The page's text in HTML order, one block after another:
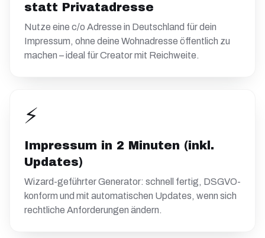
statt Privatadresse
Nutze eine c/o Adresse in Deutschland für dein
Impressum, ohne deine Wohnadresse öffentlich zu
machen – ideal für Creator mit Reichweite.
⚡
Impressum in 2 Minuten (inkl.
Updates)
Wizard-geführter Generator: schnell fertig, DSGVO-
konform und mit automatischen Updates, wenn sich
rechtliche Anforderungen ändern.